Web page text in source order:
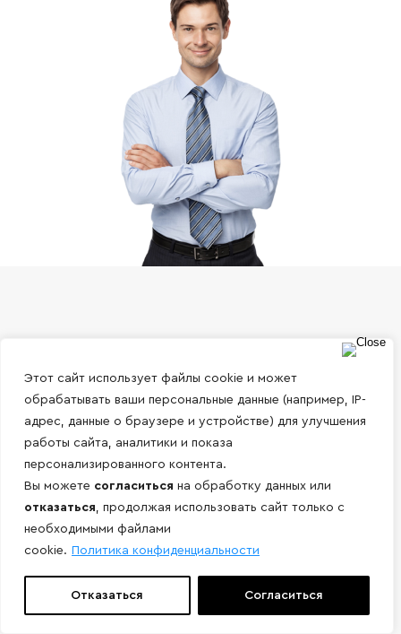
Этот сайт использует файлы cookie и может
обрабатывать ваши персональные данные (например, IP-
адрес, данные о браузере и устройстве) для улучшения
работы сайта, аналитики и показа
персонализированного контента.
Вы можете согласиться на обработку данных или
отказаться, продолжая использовать сайт только с
необходимыми файлами
cookie. Политика конфиденциальности
Отказаться Согласиться
Адрес:
г. Москва, ул. Выборгская 22 с1,
ТЕХНОПАРК ЭЛМА В22
Телефон:
8 800 444-05-10